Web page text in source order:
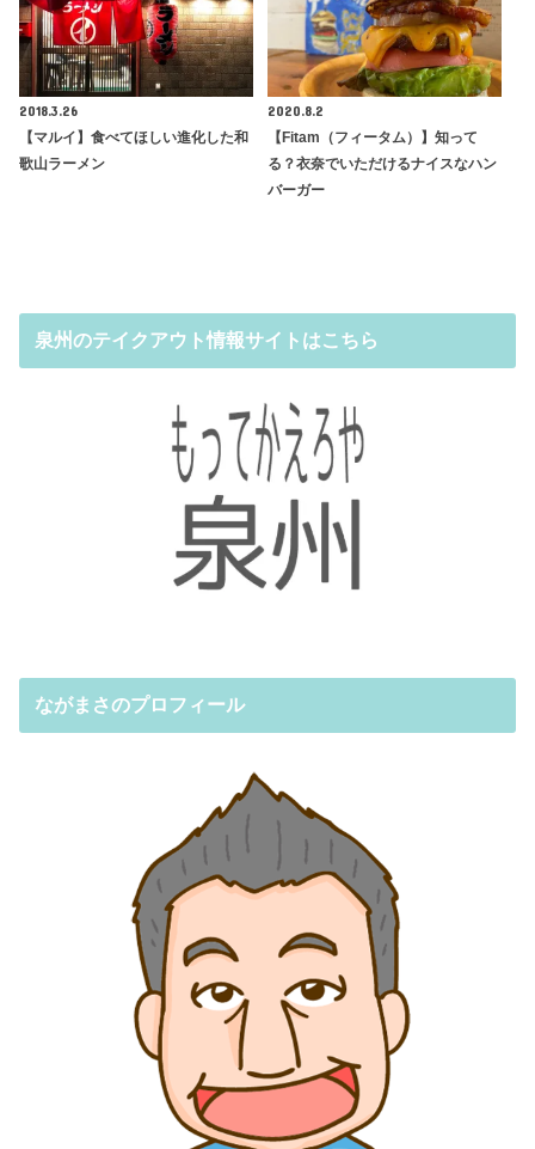
2018.3.26
【マルイ】食べてほしい進化した和
歌山ラーメン
2020.8.2
【Fitam（フィータム）】知って
る？衣奈でいただけるナイスなハン
バーガー
泉州のテイクアウト情報サイトはこちら
ながまさのプロフィール